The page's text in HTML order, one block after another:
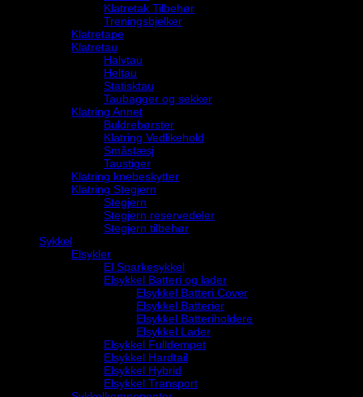
Klatretak Tilbehør
Treningsbjelker
Klatretape
Klatretau
Halvtau
Heltau
Statisktau
Taubagger og sekker
Klatring Annet
Buldrebørster
Klatring Vedlikehold
Småstæsj
Taustiger
Klatring knebeskytter
Klatring Stegjern
Stegjern
Stegjern reservedeler
Stegjern tilbehør
Sykkel
Elsykler
El Sparkesykkel
Elsykkel Batteri og lader
Elsykkel Batteri Cover
Elsykkel Batterier
Elsykkel Batteriholdere
Elsykkel Lader
Elsykkel Fulldempet
Elsykkel Hardtail
Elsykkel Hybrid
Elsykkel Transport